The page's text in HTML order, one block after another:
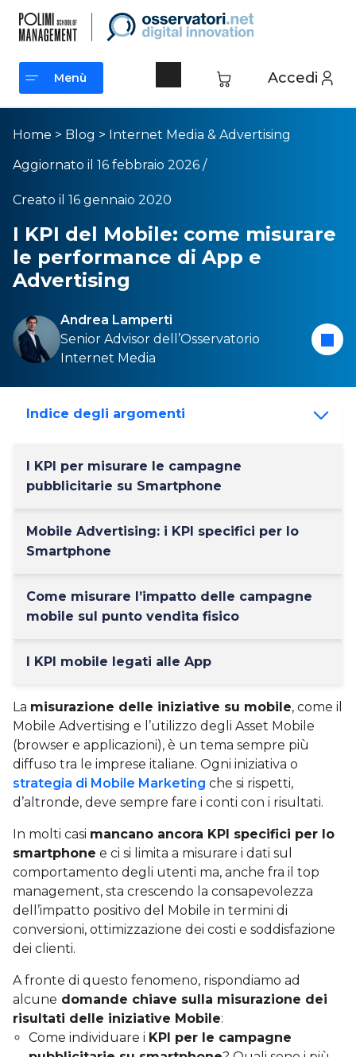
Accedi
Menù
Menù
Home > Blog > Internet Media & Advertising
Aggiornato il 16 febbraio 2026 /
Creato il 16 gennaio 2020
I KPI del Mobile: come misurare
le performance di App e
Advertising
Andrea Lamperti
Senior Advisor dell’Osservatorio
Internet Media
Indice degli argomenti
I KPI per misurare le campagne
pubblicitarie su Smartphone
Mobile Advertising: i KPI specifici per lo
Smartphone
Come misurare l’impatto delle campagne
mobile sul punto vendita fisico
I KPI mobile legati alle App
La misurazione delle iniziative su mobile, come il
Mobile Advertising e l’utilizzo degli Asset Mobile
(browser e applicazioni), è un tema sempre più
diffuso tra le imprese italiane. Ogni iniziativa o
strategia di Mobile Marketing che si rispetti,
d’altronde, deve sempre fare i conti con i risultati.
In molti casi mancano ancora KPI specifici per lo
smartphone e ci si limita a misurare i dati sul
comportamento degli utenti ma, anche fra il top
management, sta crescendo la consapevolezza
dell’impatto positivo del Mobile in termini di
conversioni, ottimizzazione dei costi e soddisfazione
dei clienti.
A fronte di questo fenomeno, rispondiamo ad
alcune domande chiave sulla misurazione dei
risultati delle iniziative Mobile:
Come individuare i KPI per le campagne